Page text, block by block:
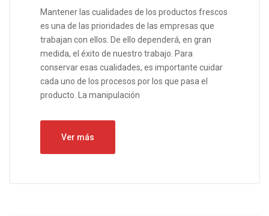
Mantener las cualidades de los productos frescos
es una de las prioridades de las empresas que
trabajan con ellos. De ello dependerá, en gran
medida, el éxito de nuestro trabajo. Para
conservar esas cualidades, es importante cuidar
cada uno de los procesos por los que pasa el
producto. La manipulación
Ver más